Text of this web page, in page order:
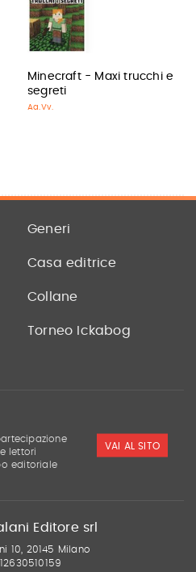
Minecraft - Maxi trucchi e
segreti
Aa.Vv.
Generi
Casa editrice
Collane
Torneo Ickabog
lettori
editoriale
VAI AL SITO
Editore srl
10, 20145 Milano